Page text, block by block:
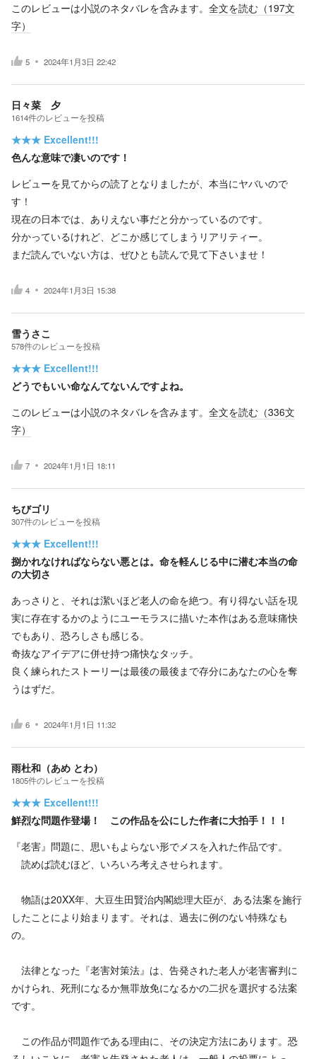
このレビューは小説のネタバレを含みます。 全文を読む（197文
字）
5 2024年1月3日 22:42
日々菜 夕
1614件のレビューを投稿
★★★ Excellent!!!
色んな意味で凄いのです！
レビューを見てからの読了となりましたが、本当にヤバいので
す！
現在の日本では、ありえない事だと分かっているのです。
分かっているけれど、どこか感じてしまうリアリティー。
まだ読んでいない方は、ぜひとも読んで見て下さいませ！
4 2024年1月3日 15:38
雪うさこ
578件のレビューを投稿
★★★ Excellent!!!
どうでもいい命なんてないんですよね。
このレビューは小説のネタバレを含みます。 全文を読む（336文
字）
7 2024年1月1日 18:11
ちびゴリ
307件のレビューを投稿
★★★ Excellent!!!
捌かれなければならない悪とは。命を軽んじる中に潜む本当の命
の大切さ
あっさりと、それは潔いほど老人の命を絶つ。有り得ない話を現
実に存在するかのようにユーモラスに描いた本作はある意味痛快
でもあり、恐ろしさも感じる。
奇抜なアイデアに併せ持つ痛快なタッチ。
良く練られたストーリーは最後の最後まで存分にあなたの心を奪
うはずだ。
6 2024年1月1日 11:32
雨杜和（あめ とわ）
1805件のレビューを投稿
★★★ Excellent!!!
鮮烈な問題作登場！ この作品を公にした作者に大拍手！！！
『老害』問題に、思いもよらない形でメスを入れた作品です。
読めば読むほど、いろいろ考えさせられます。
物語は20XX年、大豆生田賢治内閣総理大臣が、ある法案を施行
したことにより始まります。それは、過去に例のない特殊なも
の。
法律となった『老害対策法』は、告発された老人が老害審判に
かけられ、死刑になるか無罪放免になるかの二択を選択する法案
です。
この作品が問題作である理由に、その決定方法にあります。恐